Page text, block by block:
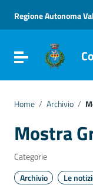
Vai al menu di
Vai al footer
Regione Autonoma
Attiva / disattiva
Home / Archivio /
Mostra
Categorie
Archivio
Le